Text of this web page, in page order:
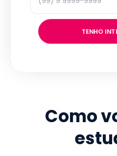
TENHO
Como